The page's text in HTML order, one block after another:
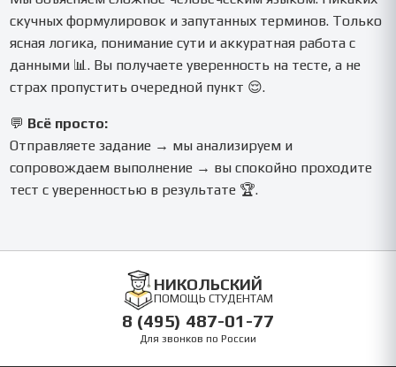
скучных формулировок и запутанных терминов. Только
ясная логика, понимание сути и аккуратная работа с
данными 📊. Вы получаете уверенность на тесте, а не
страх пропустить очередной пункт 😌.
💬 Всё просто:
Отправляете задание → мы анализируем и
сопровождаем выполнение → вы спокойно проходите
тест с уверенностью в результате 🏆.
НИКОЛЬСКИЙ
ПОМОЩЬ СТУДЕНТАМ
8 (495) 487-01-77
Для звонков по России